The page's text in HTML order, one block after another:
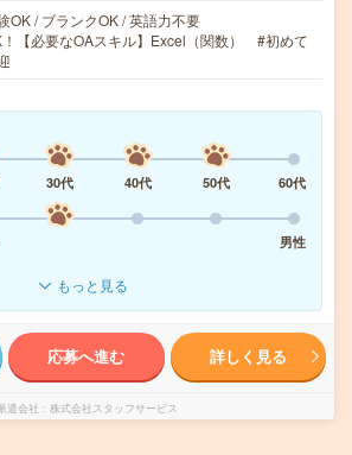
OK / ブランクOK / 英語力不要
【必要なOAスキル】Excel（関数） #初めて
30代 40代 50代
60代
男性
もっと見る
応募へ進む 詳しく見る
遣会社 株式会社スタッフサービス